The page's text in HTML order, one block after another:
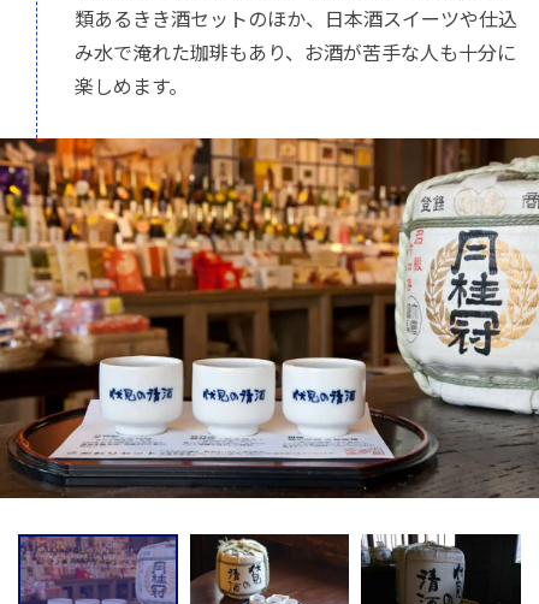
類あるきき酒セットのほか、日本酒スイーツや仕込
み水で淹れた珈琲もあり、お酒が苦手な人も十分に
楽しめます。